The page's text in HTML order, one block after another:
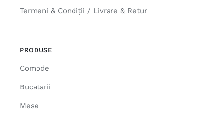
Termeni & Condiții / Livrare & Retur
PRODUSE
Comode
Bucatarii
Mese